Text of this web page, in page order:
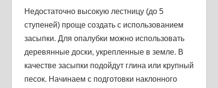
Недостаточно высокую лестницу (до 5
ступеней) проще создать с использованием
засыпки. Для опалубки можно использовать
деревянные доски, укрепленные в земле. В
качестве засыпки подойдут глина или крупный
песок. Начинаем с подготовки наклонного